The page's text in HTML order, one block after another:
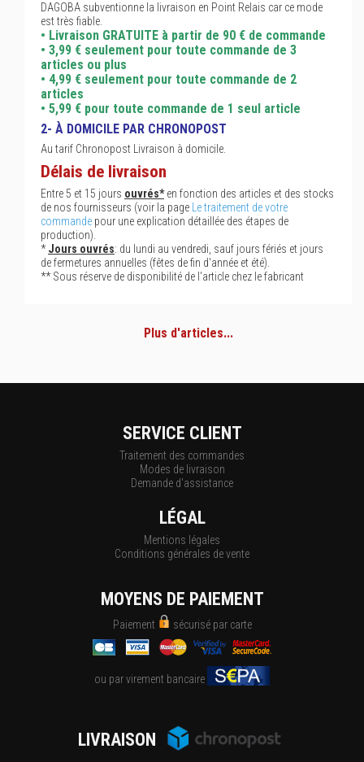
DAGOBA subventionne la livraison en Point Relais car ce mode
est très fiable.
• Livraison GRATUITE à partir de 90 € de commande
• 3,99 € seulement pour toute commande de 3
articles ou plus
• 4,99 € seulement pour toute commande de 2
articles
• 5,99 € pour toute commande de 1 seul article
2- À DOMICILE PAR CHRONOPOST
Au tarif Chronopost Livraison à domicile.
Délais de livraison
Entre 5 et 15 jours ouvrés*en fonction des articles et des stocks
de nos fournisseurs (voir la page
Le traitement de votre
commande pour une explication détaillée des étapes de
production).
*Jours ouvrés: du lundi au vendredi, sauf jours fériés et jours
de fermetures annuelles (fêtes de fin d'année et été).
** Sous réserve de disponibilité de l'article chez le fabricant
Plus d'articles...
SERVICE CLIENT
Traitement des commandes
Modes de livraison
Demande d'assistance
LÉGAL
Mentions légales
Conditions générales de vente
MOYENS DE PAIEMENT
Paiement sécurisé par carte
ou par virement bancaire
LIVRAISON